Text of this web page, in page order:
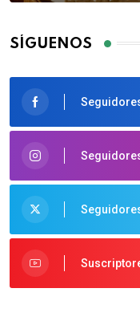
SÍGUENOS